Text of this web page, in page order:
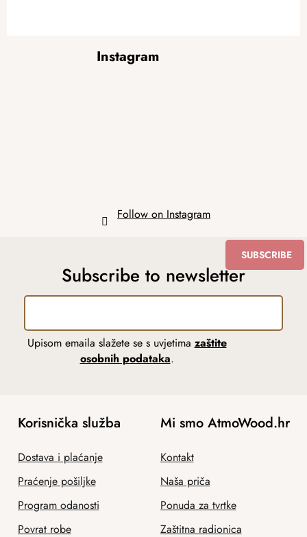
Instagram
Follow on Instagram
Subscribe to newsletter
Upisom emaila slažete se s uvjetima zaštite
osobnih podataka.
SUBSCRIBE
Korisnička služba
Dostava i plaćanje
Praćenje pošiljke
Program odanosti
Povrat robe
Mi smo AtmoWood.hr
Kontakt
Naša priča
Ponuda za tvrtke
Zaštitna radionica